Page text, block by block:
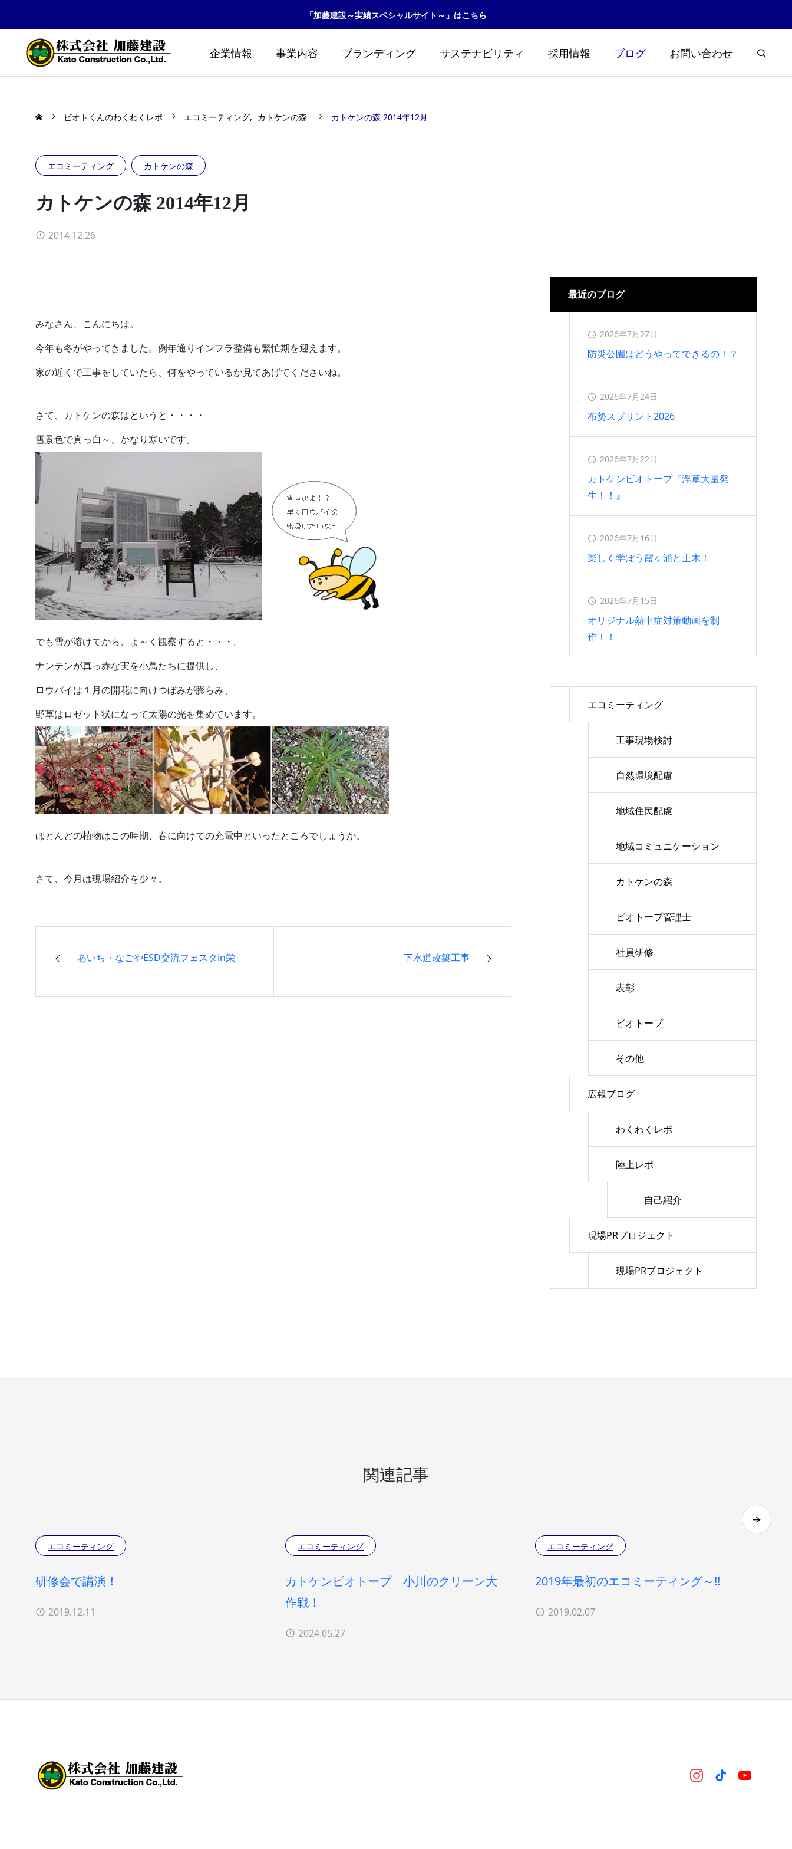
「加藤建設～実績スペシャルサイト～」はこちら
企業情報 事業内容 ブランディング サステナビリティ 採用情報 ブログ お問い合わせ
防災公園はどうやってできる
ビオトくんのわくわくレポ エコミーティング カトケンの森 カトケンの森 2014年12月
エコミーティング カトケンの森
カトケンの森 2014年12月
2014.12.26
みなさん、こんにちは。
今年も冬がやってきました。例年通りインフラ整備も繁忙期を迎えます。
家の近くで工事をしていたら、何をやっているか見てあげてくださいね。
さて、カトケンの森はというと・・・・
雪景色で真っ白～、かなり寒いです。
でも雪が溶けてから、よ～く観察すると・・・。
ナンテンが真っ赤な実を小鳥たちに提供し、
ロウバイは１月の開花に向けつぼみが膨らみ、
野草はロゼット状になって太陽の光を集めています。
ほとんどの植物はこの時期、春に向けての充電中といったところでしょうか。
さて、今月は現場紹介を少々。
あいち・なごやESD交流フェスタin栄 下水道改築工事
最近のブログ
防災公園はどうやってできるの！？
2026年7月27日
布勢スプリント2026
2026年7月24日
カトケンビオトープ『浮草大量発
生！！』
2026年7月22日
楽しく学ぼう霞ヶ浦と土木！
2026年7月16日
オリジナル熱中症対策動画を制
作！！
2026年7月15日
エコミーティング
工事現場検討
自然環境配慮
地域住民配慮
地域コミュニケーション
カトケンの森
ビオトープ管理士
社員研修
表彰
ビオトープ
その他
広報ブログ
わくわくレポ
陸上レポ
自己紹介
現場PRプロジェクト
現場PRプロジェクト
関連記事
エコミーティング
研修会で講演！
2019.12.11
エコミーティング
カトケンビオトープ 小川のクリーン大
作戦！
2024.05.27
エコミーティング
2019年最初のエコミーティング～!!
2019.02.07